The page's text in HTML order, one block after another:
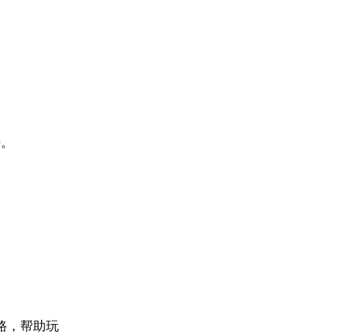
，帮助玩